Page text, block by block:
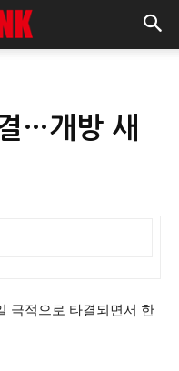
…개방 새
극적으로 타결되면서 한